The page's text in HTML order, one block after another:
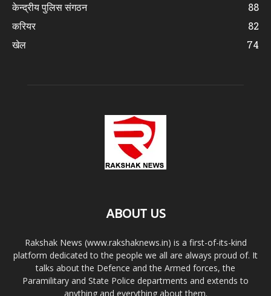
केन्द्रीय पुलिस संगठन
88
करियर
82
खेल
74
ABOUT US
Rakshak News (www.rakshaknews.in) is a first-of-its-kind
platform dedicated to the people we all are always proud of. It
talks about the Defence and the Armed forces, the
Paramilitary and State Police departments and extends to
anything and everything about them.